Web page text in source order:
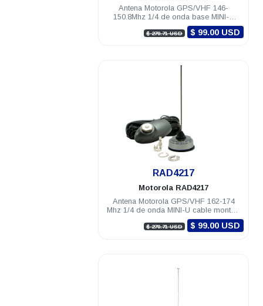
Antena Motorola GPS/VHF 146-
150.8Mhz 1/4 de onda base MINI-U
cable montaje y conectores DGM8000e
$ 270.71 USD $ 99.00 USD
RAD4217
Motorola RAD4217
Antena Motorola GPS/VHF 162-174
Mhz 1/4 de onda MINI-U cable montaje
y conectores DGM8000e DGM8000
$ 270.71 USD $ 99.00 USD